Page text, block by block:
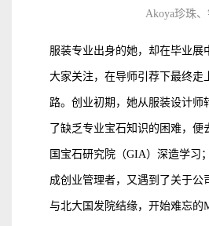
Akoya珍珠
服装专业出身的她，却在毕业展
大家关注，在导师引荐下最终走
路。创业初期，她从服装设计师
了缺乏专业宝石知识的困难，
国宝石研究院（GIA）深造学习
成创业管理者，又遇到了关于公
与北大国发院结缘，开始难忘的